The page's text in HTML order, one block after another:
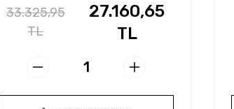
33.325,95
TL
27.160,65
TL